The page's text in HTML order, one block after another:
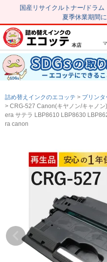
国産リサイクルトナー/ドラ
夏季休業期間
新規会員登録
トップページ
注文履歴
はじめての方へ
初心者用セット
キャノンインク
ブラザーインク
詰め替えインク
互換インクボトル
互換インクカートリッジ
本店
詰め替えインクのエコッテ プリン
CRG-527 Canon(キヤノン/キャノ
era サテラ LBP8610 LBP8630
ra canon